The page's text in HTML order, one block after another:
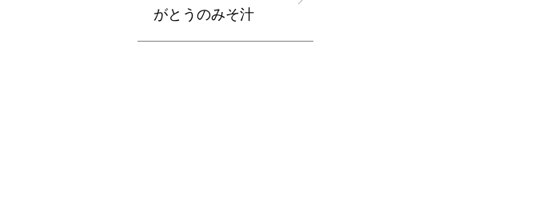
がとうのみそ汁